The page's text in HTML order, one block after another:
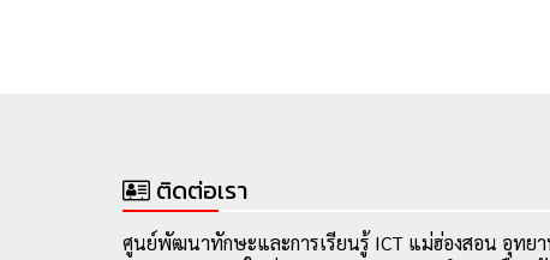
ติดต่อเรา
ศูนย์พัฒนาทักษะและการเรียนรู้ ICT แม่ฮ่องสอน อุทยา